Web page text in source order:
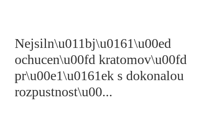
Nejsiln\u011bj\u0161\u00ed
ochucen\u00fd kratomov\u00fd
pr\u00e1\u0161ek s dokonalou
rozpustnost\u00...